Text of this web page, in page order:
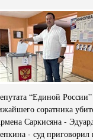
“Единой
соратника
Саркисяна -
- суд приговорил